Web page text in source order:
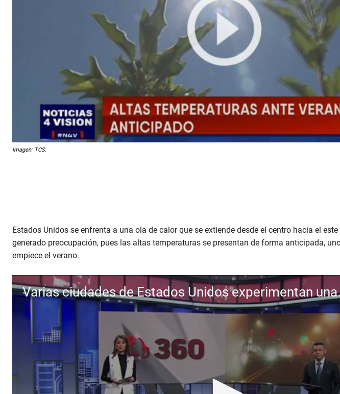
Imagen: TCS.
Estados Unidos se enfrenta a una ola de calor que se extiende desde el centro hacia el
generado preocupación, pues las altas temperaturas se presentan de forma anticipada,
empiece el verano.
Varias